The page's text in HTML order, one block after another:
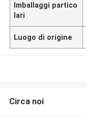
Imballaggi partico
lari
Luogo di origine
Circa noi